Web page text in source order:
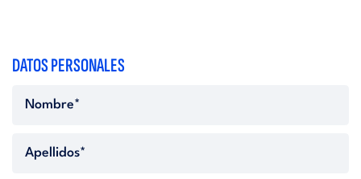
DATOS PERSONALES